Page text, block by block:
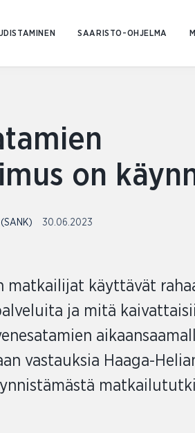
SAARISTO-OHJELMA
on
30.06.2023
matkailijat käyttävät
ja mitä
vastauksia Haaga-